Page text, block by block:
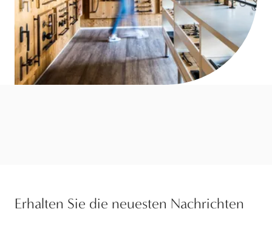
Erhalten Sie die neuesten Nachrichten